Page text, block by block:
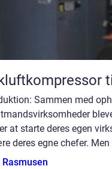
Sammen med
at starte deres egen
deres egne chefer.